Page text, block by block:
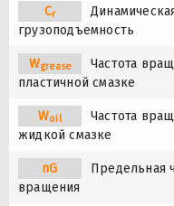
Cr
грузоподъемность
Wgrease
Частота
пластичной смазке
Woil
Частота
жидкой смазке
nG
Предельная
вращения